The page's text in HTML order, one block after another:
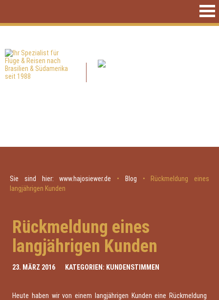
Sie sind hier:www.hajosiewer.de • Blog •
Rückmeldung eines
langjährigen Kunden
Rückmeldung eines
langjährigen Kunden
23. MÄRZ 2016 KATEGORIEN: KUNDENSTIMMEN
Heute haben wir von einem langjährigen Kunden eine Rückmeldung